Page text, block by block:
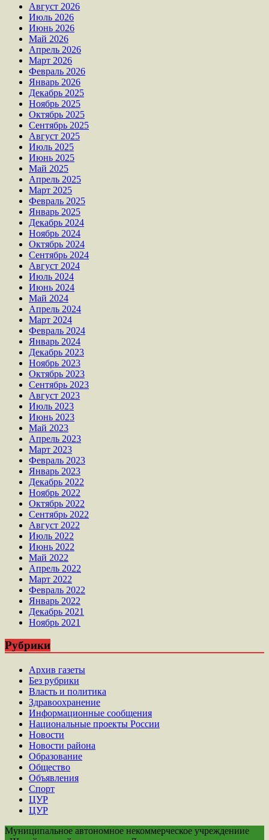
Август 2026
Июль 2026
Июнь 2026
Май 2026
Апрель 2026
Март 2026
Февраль 2026
Январь 2026
Декабрь 2025
Ноябрь 2025
Октябрь 2025
Сентябрь 2025
Август 2025
Июль 2025
Июнь 2025
Май 2025
Апрель 2025
Март 2025
Февраль 2025
Январь 2025
Декабрь 2024
Ноябрь 2024
Октябрь 2024
Сентябрь 2024
Август 2024
Июль 2024
Июнь 2024
Май 2024
Апрель 2024
Март 2024
Февраль 2024
Январь 2024
Декабрь 2023
Ноябрь 2023
Октябрь 2023
Сентябрь 2023
Август 2023
Июль 2023
Июнь 2023
Май 2023
Апрель 2023
Март 2023
Февраль 2023
Январь 2023
Декабрь 2022
Ноябрь 2022
Октябрь 2022
Сентябрь 2022
Август 2022
Июль 2022
Июнь 2022
Май 2022
Апрель 2022
Март 2022
Февраль 2022
Январь 2022
Декабрь 2021
Ноябрь 2021
Рубрики
Архив газеты
Без рубрики
Власть и политика
Здравоохранение
Информационные сообщения
Национальные проекты России
Новости
Новости района
Образование
Общество
Объявления
Спорт
ЦУР
ЦУР
Муниципальное автономное некоммерческое учреждениие